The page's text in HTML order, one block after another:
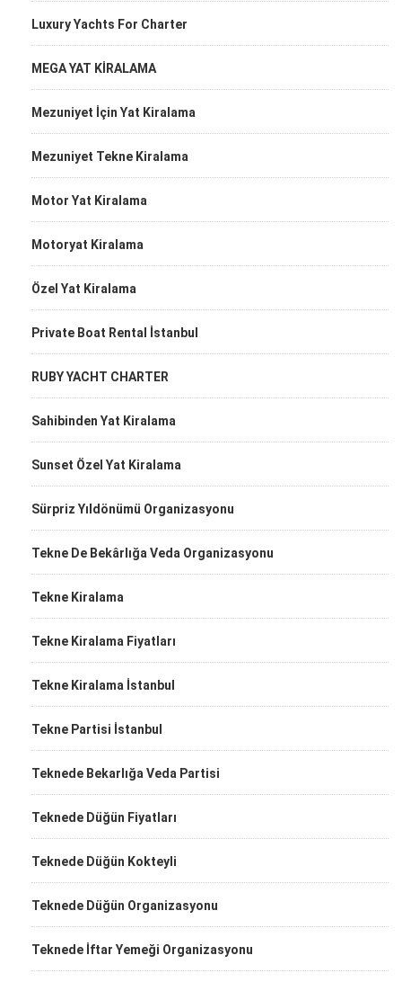
Luxury Yachts For Charter
MEGA YAT KİRALAMA
Mezuniyet İçin Yat Kiralama
Mezuniyet Tekne Kiralama
Motor Yat Kiralama
Motoryat Kiralama
Özel Yat Kiralama
Private Boat Rental İstanbul
RUBY YACHT CHARTER
Sahibinden Yat Kiralama
Sunset Özel Yat Kiralama
Sürpriz Yıldönümü Organizasyonu
Tekne De Bekârlığa Veda Organizasyonu
Tekne Kiralama
Tekne Kiralama Fiyatları
Tekne Kiralama İstanbul
Tekne Partisi İstanbul
Teknede Bekarlığa Veda Partisi
Teknede Düğün Fiyatları
Teknede Düğün Kokteyli
Teknede Düğün Organizasyonu
Teknede İftar Yemeği Organizasyonu